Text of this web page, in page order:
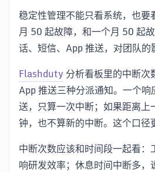
稳定性管理不能只看系统，也
月 50 起故障，和一个月 50 起
话、短信、App 推送，对团队的
Flashduty 分析看板里的中断次
App 推送三种分派通知。一个
送，只算一次中断；如果距离上
钟，也不算新的中断。这个口径
中断次数应该和时间段一起看
响研发效率；休息时间中断多